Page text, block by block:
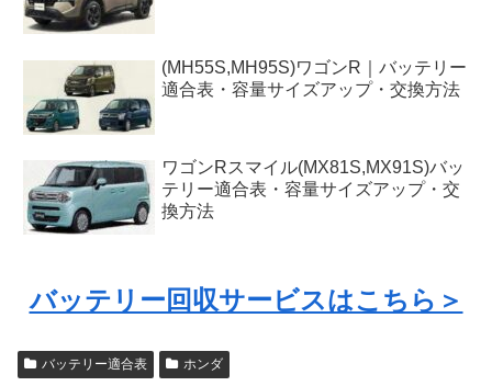
(MH55S,MH95S)ワゴンR｜バッテリー
適合表・容量サイズアップ・交換方法
ワゴンRスマイル(MX81S,MX91S)バッ
テリー適合表・容量サイズアップ・交
換方法
バッテリー回収サービスはこちら＞
バッテリー適合表 ホンダ